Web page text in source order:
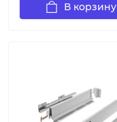
В корзину